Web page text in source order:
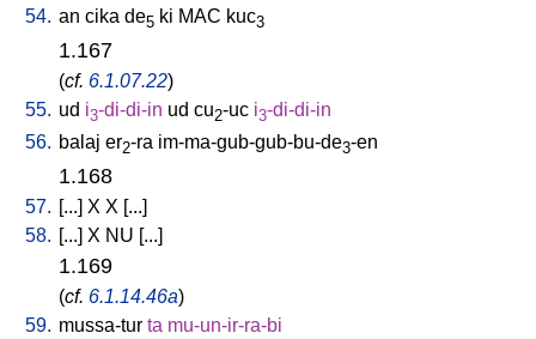
54. an cika de5 ki MAC kuc3
1.167
(cf. 6.1.07.22)
55. ud i3-di-di-in ud cu2-uc i3-di-di-in
56. balaj er2-ra im-ma-gub-gub-bu-de3-en
1.168
57. [...] X X [...]
58. [...] X NU [...]
1.169
(cf. 6.1.14.46a)
59. mussa-tur ta mu-un-ir-ra-bi